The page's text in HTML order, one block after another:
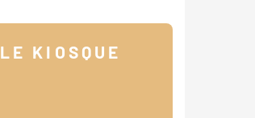
LE KIOSQUE